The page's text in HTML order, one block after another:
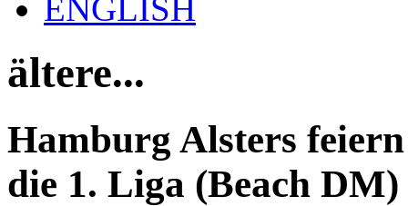
ENGLISH
ältere...
Hamburg Alsters
die 1. Liga (Beach DM)